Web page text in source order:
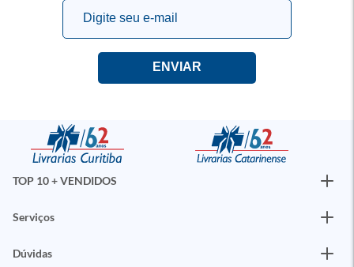
TOP 10 + VENDIDOS
Serviços
Dúvidas